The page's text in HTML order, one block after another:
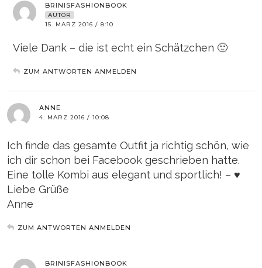
BRINISFASHIONBOOK
AUTOR
15. MÄRZ 2016 / 8:10
Viele Dank – die ist echt ein Schätzchen 🙂
ZUM ANTWORTEN ANMELDEN
ANNE
4. MÄRZ 2016 / 10:08
Ich finde das gesamte Outfit ja richtig schön, wie
ich dir schon bei Facebook geschrieben hatte.
Eine tolle Kombi aus elegant und sportlich! – ♥
Liebe Grüße
Anne
ZUM ANTWORTEN ANMELDEN
BRINISFASHIONBOOK